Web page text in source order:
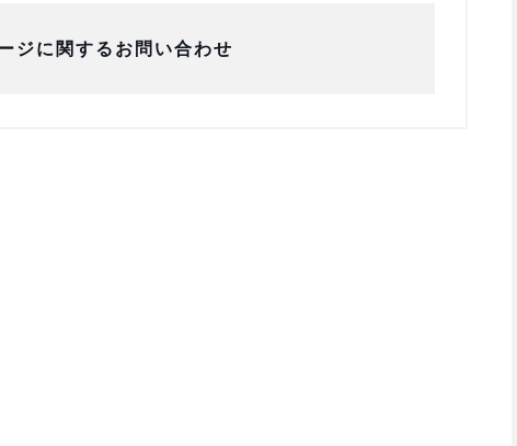
ジに関するお問い合わせ